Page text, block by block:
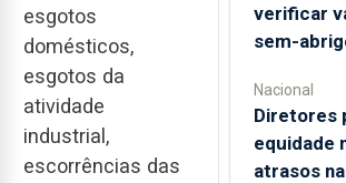
esgotos
domésticos,
esgotos da
atividade
industrial,
escorrências das
verificar
sem-
Nacional
Diretores
equidade
atrasos